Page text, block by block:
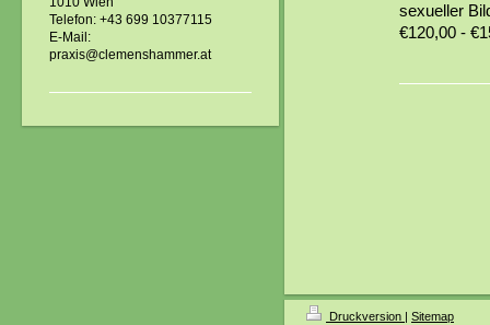
Telefon: +43 699 10377115
E-Mail:
praxis@clemenshammer.at
sexueller
€120,00 -
Druckversion | Sitemap